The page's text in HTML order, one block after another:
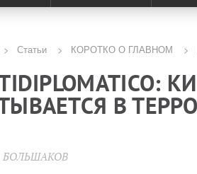
Статьи КОРОТКО О ГЛАВНОМ
В
БОЛЬШАКОВ